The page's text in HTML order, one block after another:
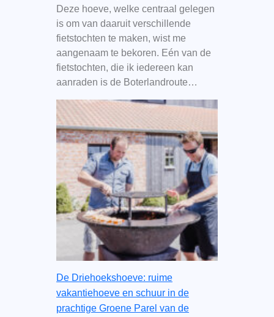
Deze hoeve, welke centraal gelegen
is om van daaruit verschillende
fietstochten te maken, wist me
aangenaam te bekoren. Eén van de
fietstochten, die ik iedereen kan
aanraden is de Boterlandroute…
De Driehoekshoeve: ruime
vakantiehoeve en schuur in de
prachtige Groene Parel van de